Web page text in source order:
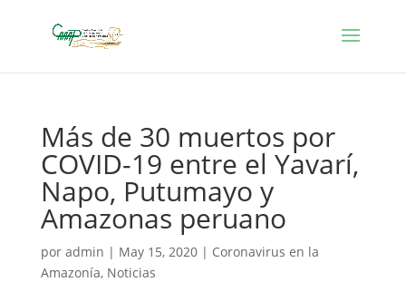
Más de 30 muertos por
COVID-19 entre el Yavarí,
Napo, Putumayo y
Amazonas peruano
por admin | May 15, 2020| Coronavirus en la
Amazonía, Noticias